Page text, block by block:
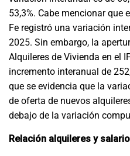
53,3%. Cabe mencionar que
Fe registró una variación
2025. Sin embargo, la
Alquileres de Vivienda en el
incremento interanual de
que se evidencia que la
de oferta de nuevos
debajo de la variación
Relación alquileres y